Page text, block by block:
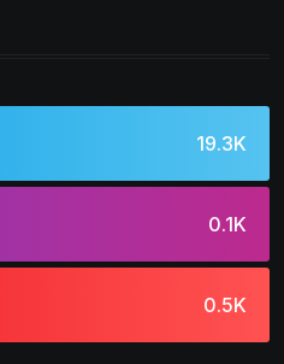
19.3K
0.1K
0.5K